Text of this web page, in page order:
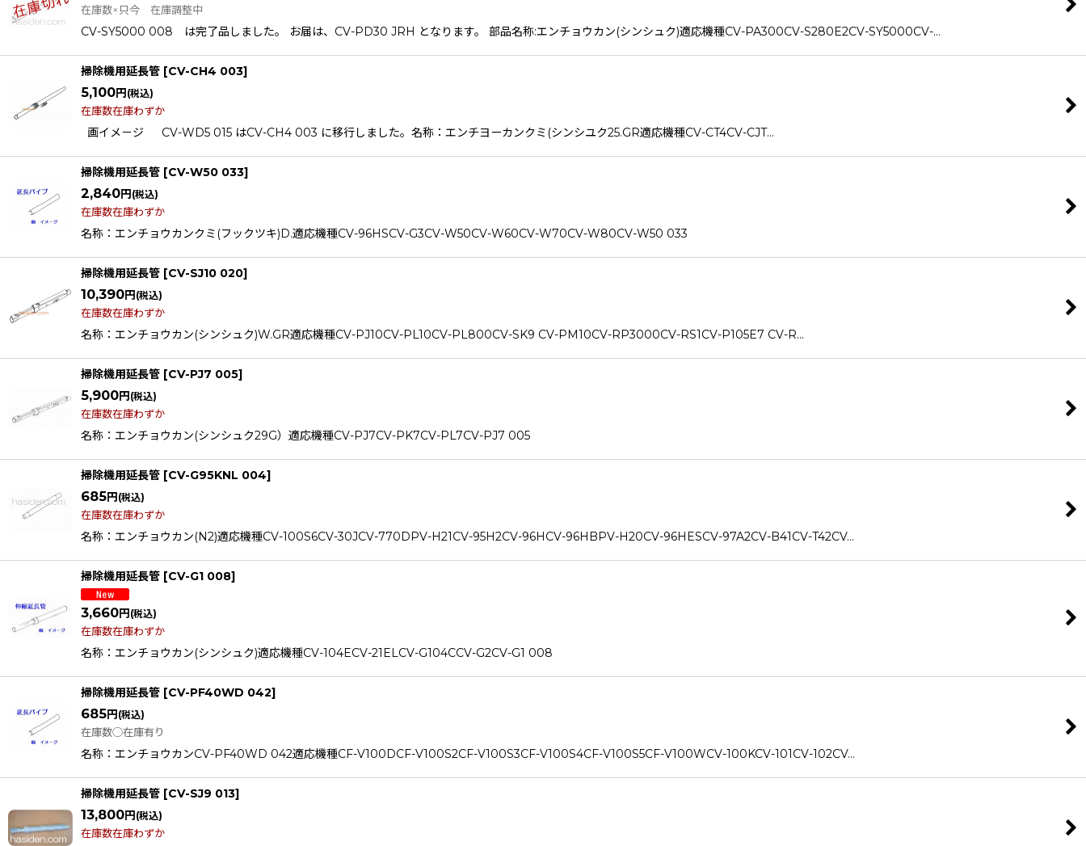
在庫数×只今 在庫調整中
CV-SY5000 008 は完了品しました。 お届は、CV-PD30 JRH となります。 部品名称:エンチョウカン(シンシュク)適応機種CV-PA300CV-S280E2CV-SY5000CV-…
掃除機用延長管 [CV-CH4 003]
5,100円 (税込)
在庫数在庫わずか
画イメ－ジ CV-WD5 015 はCV-CH4 003 に移行しました。名称：エンチヨーカンクミ(シンシユク25.GR適応機種CV-CT4CV-CJT…
掃除機用延長管 [CV-W50 033]
2,840円 (税込)
在庫数在庫わずか
名称：エンチョウカンクミ(フックツキ)D.適応機種CV-96HSCV-G3CV-W50CV-W60CV-W70CV-W80CV-W50 033
掃除機用延長管 [CV-SJ10 020]
10,390円 (税込)
在庫数在庫わずか
名称：エンチョウカン(シンシュク)W.GR適応機種CV-PJ10CV-PL10CV-PL800CV-SK9 CV-PM10CV-RP3000CV-RS1CV-P105E7 CV-R…
掃除機用延長管 [CV-PJ7 005]
5,900円 (税込)
在庫数在庫わずか
名称：エンチョウカン(シンシュク29G）適応機種CV-PJ7CV-PK7CV-PL7CV-PJ7 005
掃除機用延長管 [CV-G95KNL 004]
685円 (税込)
在庫数在庫わずか
名称：エンチョウカン(N2)適応機種CV-100S6CV-30JCV-770DPV-H21CV-95H2CV-96HCV-96HBPV-H20CV-96HESCV-97A2CV-B41CV-T42CV…
掃除機用延長管 [CV-G1 008]
3,660円(税込)
在庫数在庫わずか
名称：エンチョウカン(シンシュク)適応機種CV-104ECV-21ELCV-G104CCV-G2CV-G1 008
掃除機用延長管 [CV-PF40WD 042]
685円(税込)
在庫数◯在庫有り
名称：エンチョウカンCV-PF40WD 042適応機種CF-V100DCF-V100S2CF-V100S3CF-V100S4CF-V100S5CF-V100WCV-100KCV-101CV-102CV…
掃除機用延長管 [CV-SJ9 013]
13,800円(税込)
在庫数在庫わずか